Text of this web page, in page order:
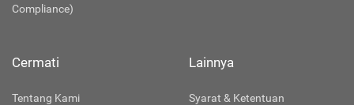
Compliance)
Cermati
Tentang Kami
Lainnya
Syarat & Ketentuan